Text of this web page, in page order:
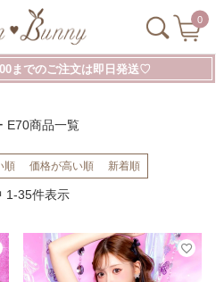
0
までのご注文は即日発送♡
E70商品一覧
順 価格が高い順 新着順
1-35件表示